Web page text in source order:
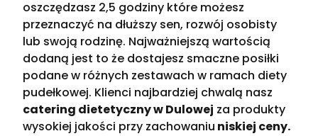
oszczędzasz 2,5 godziny które możesz
przeznaczyć na dłuższy sen, rozwój osobisty
lub swoją rodzinę. Najważniejszą wartością
dodaną jest to że dostajesz smaczne posiłki
podane w różnych zestawach w ramach diety
pudełkowej. Klienci najbardziej chwalą nasz
catering dietetyczny w Dulowej za produkty
wysokiej jakości przy zachowaniu niskiej ceny.